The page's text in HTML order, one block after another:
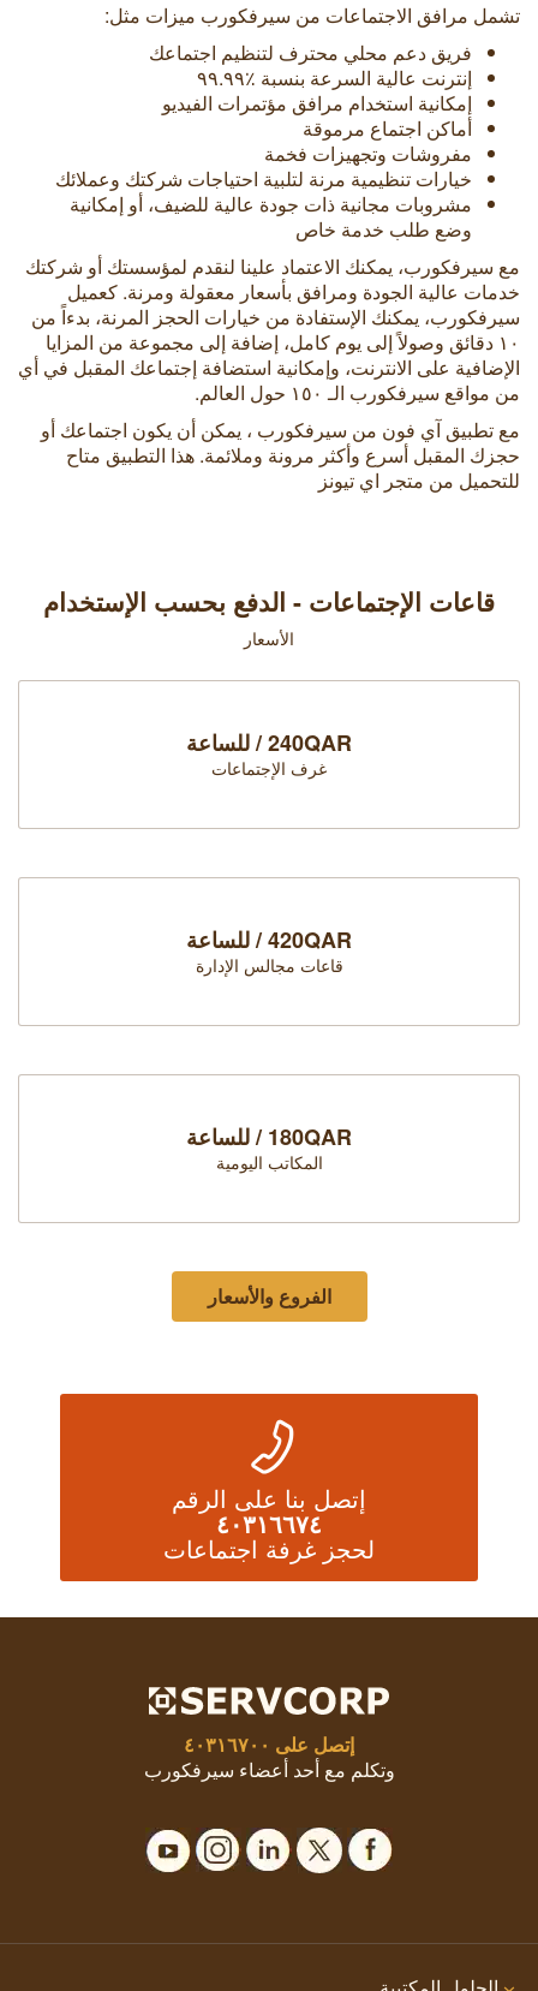
تشمل مرافق الاجتماعات من سيرفكورب ميزات مثل:
فريق دعم محلي محترف لتنظيم اجتماعك
إنترنت عالية السرعة بنسبة ٪٩٩.٩٩
إمكانية استخدام مرافق مؤتمرات الفيديو
أماكن اجتماع مرموقة
مفروشات وتجهيزات فخمة
خيارات تنظيمية مرنة لتلبية احتياجات شركتك وعملائك
مشروبات مجانية ذات جودة عالية للضيف، أو إمكانية
وضع طلب خدمة خاص
مع سيرفكورب، يمكنك الاعتماد علينا لنقدم لمؤسستك أو شركتك
خدمات عالية الجودة ومرافق بأسعار معقولة ومرنة. كعميل
سيرفكورب، يمكنك الإستفادة من خيارات الحجز المرنة، بدءاً من
١٠ دقائق وصولاً إلى يوم كامل، إضافة إلى مجموعة من المزايا
الإضافية على الانترنت، وإمكانية استضافة إجتماعك المقبل في أي
من مواقع سيرفكورب الـ ١٥٠ حول العالم.
مع تطبيق آي فون من سيرفكورب ، يمكن أن يكون اجتماعك أو
حجزك المقبل أسرع وأكثر مرونة وملائمة. هذا التطبيق متاح
للتحميل من متجر اي تيونز
قاعات الإجتماعات - الدفع بحسب الإستخدام
الأسعار
240QAR / للساعة
غرف الإجتماعات
420QAR / للساعة
قاعات مجالس الإدارة
180QAR / للساعة
المكاتب اليومية
الفروع والأسعار
إتصل بنا على الرقم
٤٠٣١٦٦٧٤
لحجز غرفة اجتماعات
إتصل على ٤٠٣١٦٧٠٠
وتكلم مع أحد أعضاء سيرفكورب